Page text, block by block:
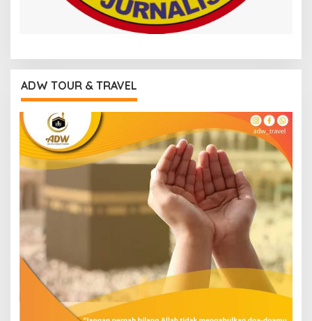
ADW TOUR & TRAVEL